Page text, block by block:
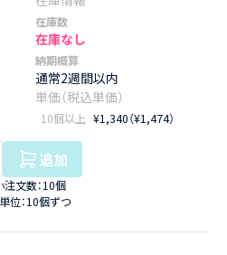
在庫数
在庫なし
納期概算
通常2週間以内
10個以上 ¥1,340（¥1,474）
追加
注文数：10個
位：10個ずつ